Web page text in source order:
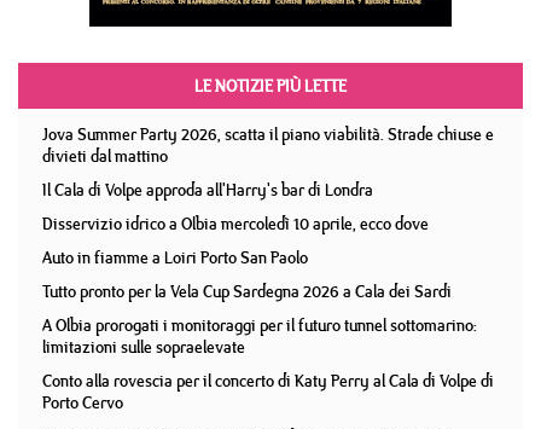
LE NOTIZIE PIÙ LETTE
Jova Summer Party 2026, scatta il piano viabilità. Strade chiuse e
divieti dal mattino
Il Cala di Volpe approda all'Harry's bar di Londra
Disservizio idrico a Olbia mercoledì 10 aprile, ecco dove
Auto in fiamme a Loiri Porto San Paolo
Tutto pronto per la Vela Cup Sardegna 2026 a Cala dei Sardi
A Olbia prorogati i monitoraggi per il futuro tunnel sottomarino:
limitazioni sulle sopraelevate
Conto alla rovescia per il concerto di Katy Perry al Cala di Volpe di
Porto Cervo